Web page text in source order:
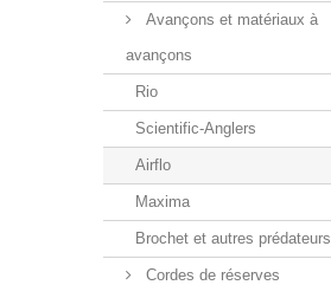
Avançons et matériaux à
avançons
Rio
Scientific-Anglers
Airflo
Maxima
Brochet et autres prédateurs
Cordes de réserves